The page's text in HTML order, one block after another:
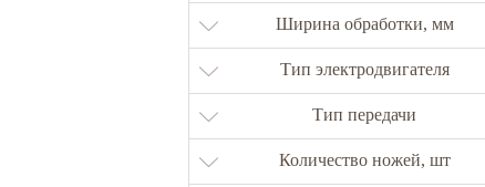
Ширина обработки, мм
Тип электродвигателя
Тип передачи
Количество ножей, шт